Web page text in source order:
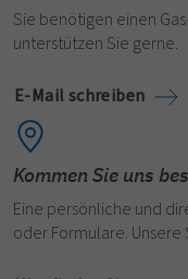
Sie benötigen einen
unterstützen Sie gerne.
E-Mail schreiben
Kommen Sie uns
Eine persönliche und
oder Formulare.